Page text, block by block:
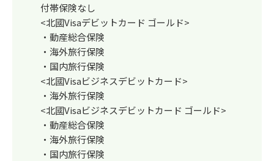
付帯保険なし
<北國Visaデビットカード ゴールド>
・動産総合保険
・海外旅行保険
・国内旅行保険
<北國Visaビジネスデビットカード>
・海外旅行保険
<北國Visaビジネスデビットカード ゴールド>
・動産総合保険
・海外旅行保険
・国内旅行保険